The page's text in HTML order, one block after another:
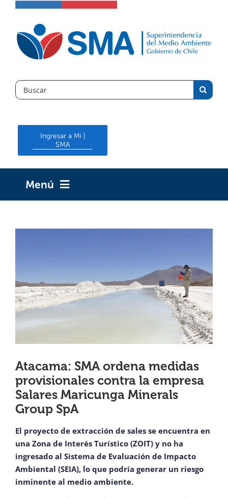
content
Search
for:
Ingresar a Mi |
SMA
Menú
OFICINAS REGIONALES
DOCUMENTOS
PREGUNTAS FRECUENTES
CONTACTO
Atacama: SMA ordena medidas
provisionales contra la empresa
Salares Maricunga Minerals
Group SpA
El proyecto de extracción de sales se encuentra en
una Zona de Interés Turístico (ZOIT) y no ha
ingresado al Sistema de Evaluación de Impacto
Ambiental (SEIA), lo que podría generar un riesgo
inminente al medio ambiente.